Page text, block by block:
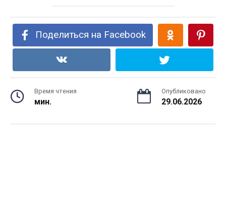
Поделиться на Facebook
Время чтения
мин.
Опубликовано
29.06.2026